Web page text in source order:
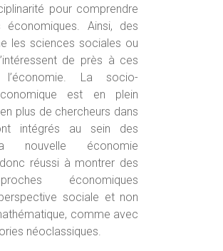
pour comprendre
économiques. Ainsi, des
les sciences sociales ou
de près à ces
La socio-
est en plein
plus de chercheurs dans
intégrés au sein des
nouvelle économie
réussi à montrer des
économiques
sociale et non
comme avec
néoclassiques.